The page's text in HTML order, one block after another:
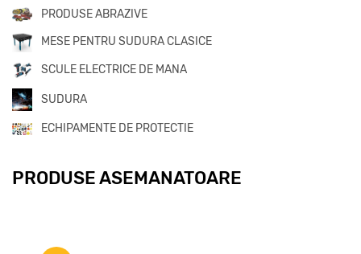
PRODUSE ABRAZIVE
MESE PENTRU SUDURA CLASICE
SCULE ELECTRICE DE MANA
SUDURA
ECHIPAMENTE DE PROTECTIE
PRODUSE ASEMANATOARE